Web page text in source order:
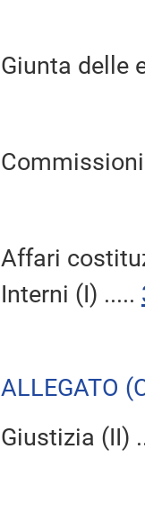
Giunta delle
Affari
Interni (I) .....
ALLEGATO
Giustizia (II)